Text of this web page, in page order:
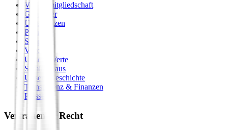
Vereinsmitgliedschaft
Gastgeber
Unterstützen
Premium
Shop
Vision
Unsere Werte
Seminarhaus
Unsere Geschichte
Transparenz & Finanzen
Presse
Vertrauen & Recht